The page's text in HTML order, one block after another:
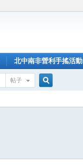
北中南非營利手搖活動
帖子